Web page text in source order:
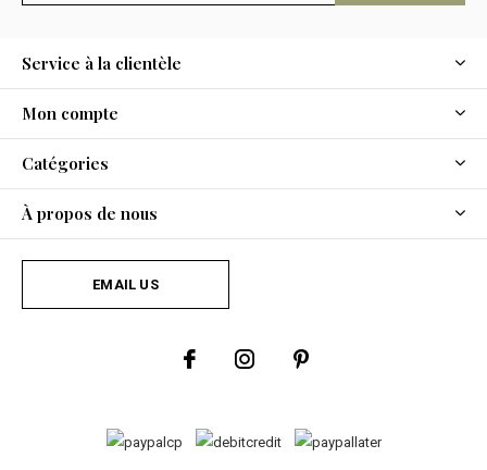
Service à la clientèle
Mon compte
Catégories
À propos de nous
EMAIL US